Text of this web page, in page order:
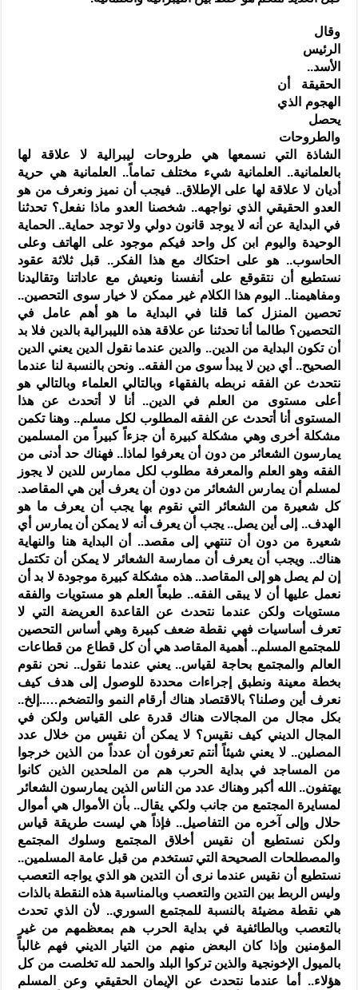
وقال
الرئيس
الأسد..
الحقيقة أن
الهجوم الذي
يحصل
والطروحات
الشاذة التي نسمعها هي طروحات ليبرالية لا علاقة لها
بالعلمانية.. العلمانية شيء مختلف تماماً.. العلمانية هي حرية
أديان لا علاقة لها على الإطلاق.. فيجب أن نميز ونعرف من هو
العدو الحقيقي الذي نواجهه.. شخصنا العدو ماذا نفعل؟ تحدثنا
في البداية عن أنه لا يوجد قانون دولي ولا توجد حماية.. الحماية
الوحيدة واليوم ابن كل واحد فيكم موجود على الهاتف وعلى
الحاسوب.. هو على احتكاك مع هذا الفكر.. قبل ثلاثة عقود
نستطيع أن نتقوقع على أنفسنا ونعيش مع عاداتنا وتقاليدنا
ومفاهيمنا.. اليوم هذا الكلام غير ممكن لا خيار سوى التحصين..
تحصين المنزل كما قلنا في البداية ما هو أهم عامل في
التحصين؟ طالما أنا تحدثنا عن علاقة هذه الليبرالية بالدين فلا بد
أن تكون البداية من الدين.. والدين عندما نقول الدين يعني الدين
الصحيح.. أي دين لا يبدأ سوى من الفقه.. ونحن بالنسبة لنا عندما
نتحدث عن الفقه نربطه بالفقهاء وبالتالي العلماء وبالتالي هو
أعلى مستوى من العلم في الدين.. أنا لا أتحدث عن هذا
المستوى أنا أتحدث عن الفقه المطلوب لكل مسلم.. وهنا تكمن
مشكلة أخرى وهي مشكلة كبيرة أن جزءاً كبيراً من المسلمين
يمارسون الشعائر من دون أن يعرفوا لماذا.. فهناك حد أدنى من
الفقه وهو العلم والمعرفة مطلوب لكل ممارس للدين لا يجوز
لمسلم أن يمارس الشعائر من دون أن يعرف أين هي المقاصد.
كل شعيرة من الشعائر التي نقوم بها يجب أن يعرف ما هو
الهدف.. إلى أين يصل.. يجب أن يعرف أنه لا يمكن أن يمارس أي
شعيرة من دون أن تنتهي إلى مقصد.. أن البداية هنا والنهاية
هناك.. ويجب أن يعرف أن ممارسة الشعائر لا يمكن أن تكتمل
إن لم يصل هو إلى المقاصد.. هذه مشكلة كبيرة موجودة لا بد أن
نعمل عليها أن لا يبقى الفقه.. طبعاً العلم هو مستويات والفقه
مستويات ولكن عندما نتحدث عن القاعدة العريضة التي لا
تعرف أساسيات فهي نقطة ضعف كبيرة وهي أساس التحصين
للمجتمع المسلم.. أهمية المقاصد هي أن كل قطاع من قطاعات
العالم والمجتمع بحاجة لقياس.. يعني عندما نقول.. نحن نقوم
بخطة معينة ونطبق إجراءات محددة للوصول إلى هدف كيف
نعرف أين وصلنا؟ بالاقتصاد هناك أرقام النمو والتضخم…..إلخ..
بكل مجال من المجالات هناك قدرة على القياس ولكن في
المجال الديني كيف نقيس؟ لا يمكن أن نقيس من خلال عدد
المصلين.. لا يعني شيئاً أنتم تعرفون أن عدداً من الذين خرجوا
من المساجد في بداية الحرب هم من الملحدين الذين كانوا
يهتفون.. الله أكبر وهناك عدد من الناس الذين يمارسون الشعائر
لمسايرة المجتمع من جانب ولكي يقال.. بأن الأموال هي أموال
حلال وإلى آخره من التفاصيل.. فإذاً هي ليست طريقة قياس
ولكن نستطيع أن نقيس أخلاق المجتمع وسلوك المجتمع
والمصطلحات الصحيحة التي تستخدم من قبل عامة المسلمين..
نستطيع أن نقيس عندما نرى أن التدين هو الذي يواجه التعصب
وليس الربط بين التدين والتعصب وبالمناسبة هذه النقطة بالذات
هي نقطة مضيئة بالنسبة للمجتمع السوري.. لأن الذي تحدث
بالتعصب وبالطائفية في بداية الحرب هم بمعظمهم من غير
المؤمنين وإذا كان البعض منهم من التيار الديني فهم غالباً
بالميول الإخونجية والذين تركوا البلد والحمد لله تخلصت من كل
هؤلاء.. أما عندما نتحدث عن الإيمان الحقيقي وعن المسلم